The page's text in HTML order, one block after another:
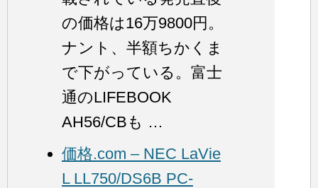
の価格は16万9800円。
ナント、半額ちかくま
で下がっている。富士
通のLIFEBOOK
AH56/CBも …
価格.com – NEC LaVie
L LL750/DS6B PC-